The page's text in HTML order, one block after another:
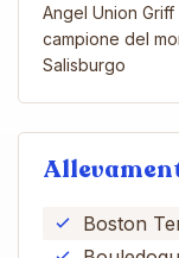
Angel Union
campione del
Salisburgo
Boston